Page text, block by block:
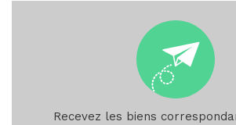
Recevez les biens